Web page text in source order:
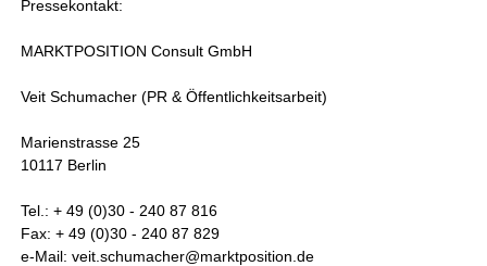
Pressekontakt:
MARKTPOSITION Consult GmbH
Veit Schumacher (PR & Öffentlichkeitsarbeit)
Marienstrasse 25
10117 Berlin
Tel.: + 49 (0)30 - 240 87 816
Fax: + 49 (0)30 - 240 87 829
e-Mail: veit.schumacher@marktposition.de